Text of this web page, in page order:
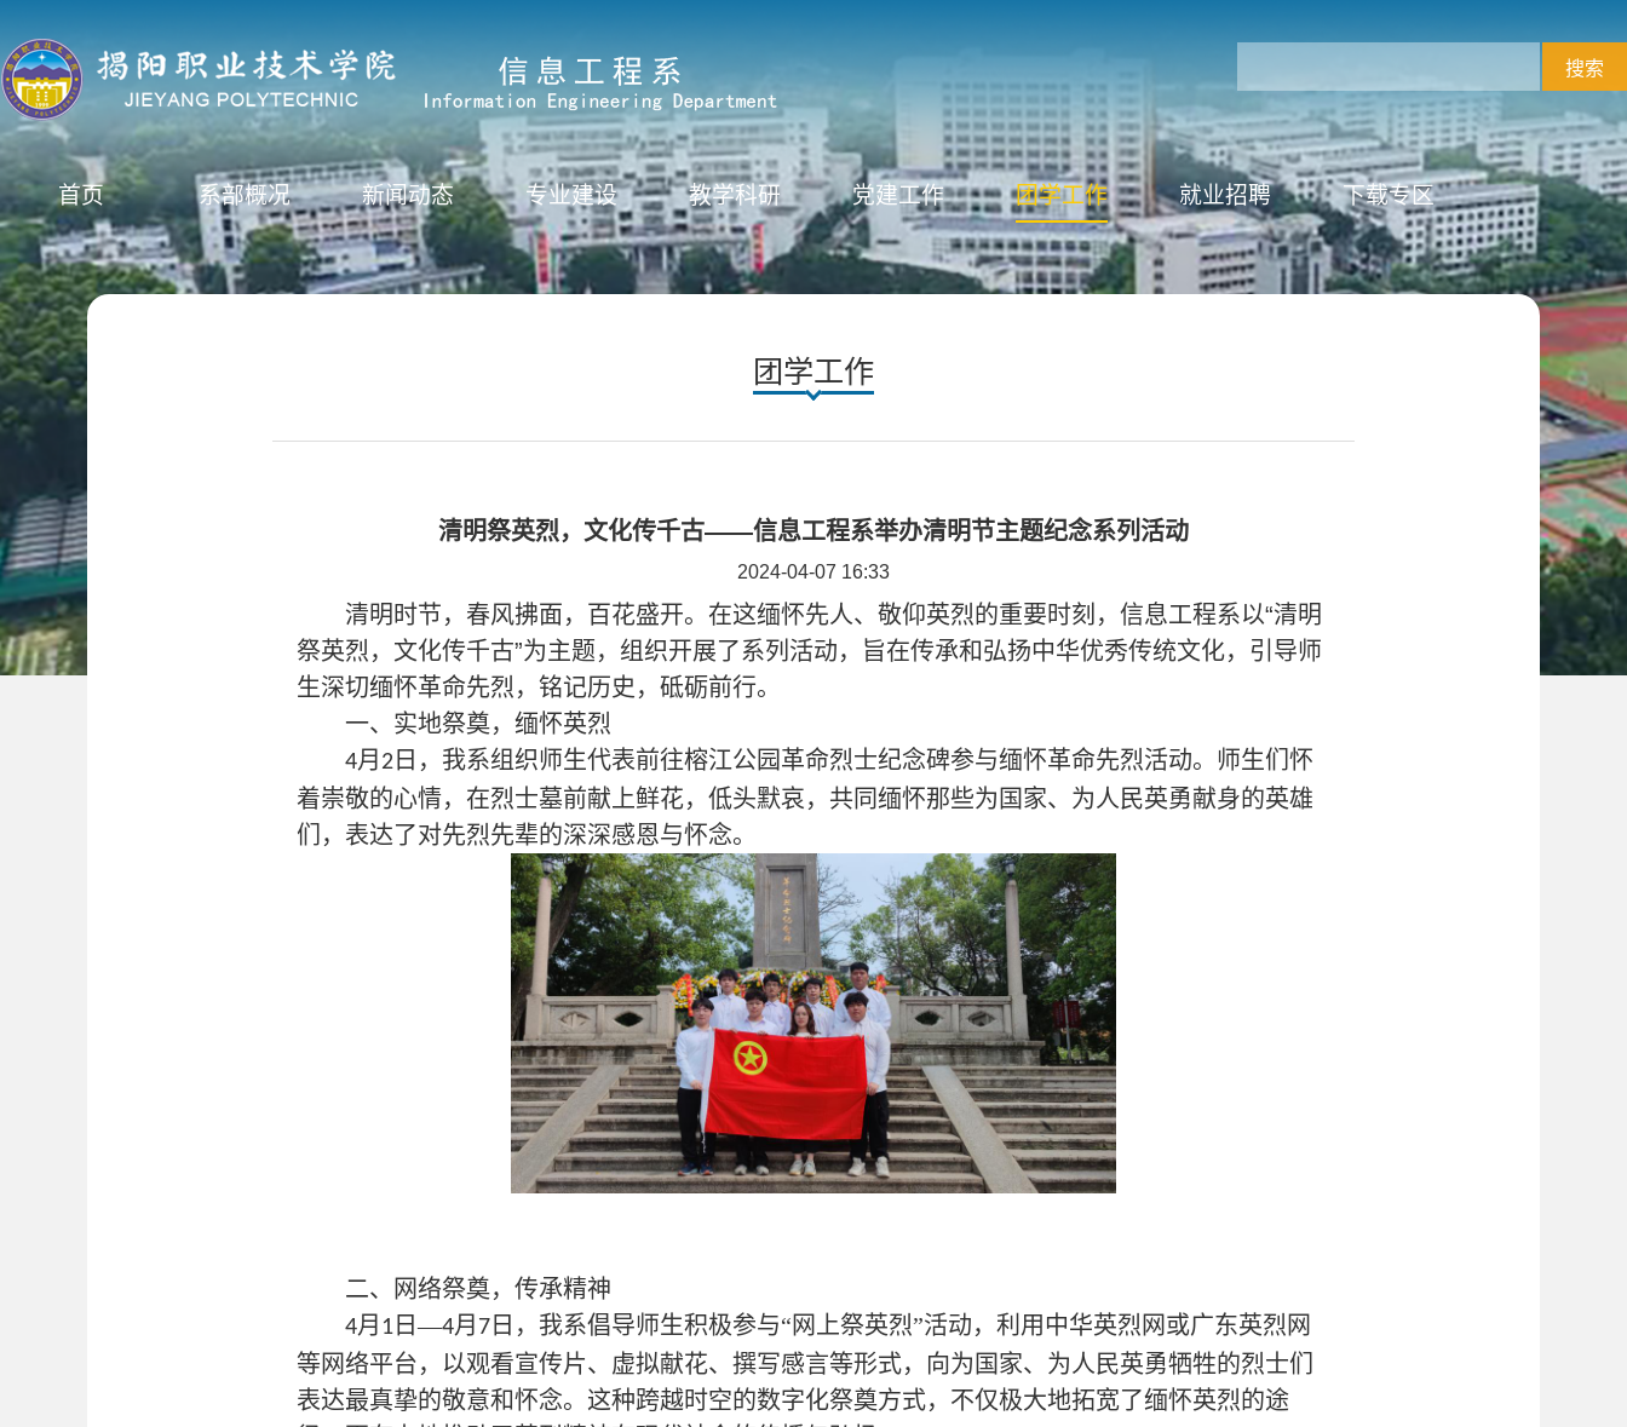
首页 系部概况 新闻动态 专业建设 教学科研 党建工作 团学工作 就业招聘 下载专区
团学工作
清明祭英烈，文化传千古——信息工程系举办清明节主题纪念系列活动
2024-04-07 16:33
清明时节，春风拂面，百花盛开。在这缅怀先人、敬仰英烈的重要时刻，信息工程系以“清明
祭英烈，文化传千古”为主题， 组织开展了系列活动，旨在传承和弘扬中华优秀传统文化，引导师
生深切缅怀革命先烈，铭记历史，砥砺前行。
一、实地祭奠，缅怀英烈
4月 2日，我系组织师生代表前往榕江公园革命烈士纪念碑参与缅怀革命先烈活动。师生们怀
着崇敬的心情，在烈士墓前献上鲜花，低头默哀，共同缅怀那些为国家、为人民英勇献身的英雄
们， 表达了对先烈先辈的深深感恩与怀念。
二、网络祭奠，传承精神
4月 1日—4月 7 日， 我系倡导师生积极参与“网上祭英烈”活动，利用中华英烈网或广东英烈网
等网络平台，以观看宣传片、 虚拟献花、撰写感言等形式，向为国家、为人民英勇牺牲的烈士们
表达最真挚的敬意和怀念。这种跨越时空的数字化祭奠方式，不仅极大地拓宽了缅怀英烈的途